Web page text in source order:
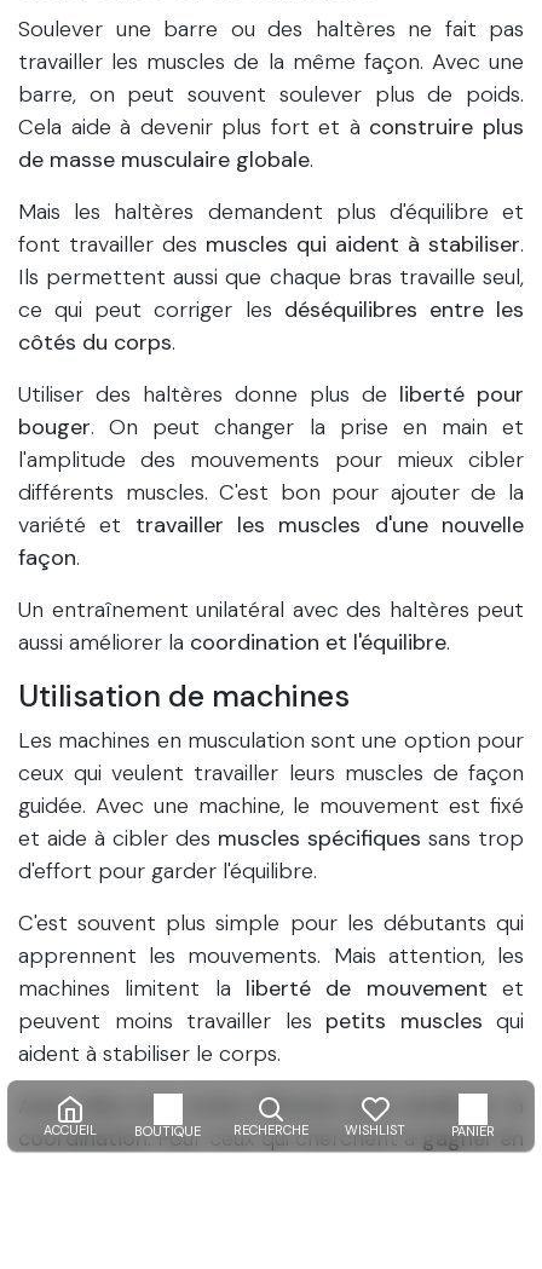
ACCUEIL BOUTIQUE RECHERCHE WISHLIST PANIER
Soulever une barre ou des haltères ne fait pas
travailler les muscles de la même façon. Avec une
barre, on peut souvent soulever plus de poids.
Cela aide à devenir plus fort et à construire plus
de masse musculaire globale.
Mais les haltères demandent plus d'équilibre et
font travailler des muscles qui aident à stabiliser.
Ils permettent aussi que chaque bras travaille seul,
ce qui peut corriger les déséquilibres entre les
côtés du corps.
Utiliser des haltères donne plus de liberté pour
bouger. On peut changer la prise en main et
l'amplitude des mouvements pour mieux cibler
différents muscles. C'est bon pour ajouter de la
variété et travailler les muscles d'une nouvelle
façon.
Un entraînement unilatéral avec des haltères peut
aussi améliorer la coordination et l'équilibre.
Utilisation de machines
Les machines en musculation sont une option pour
ceux qui veulent travailler leurs muscles de façon
guidée. Avec une machine, le mouvement est fixé
et aide à cibler des muscles spécifiques sans trop
d'effort pour garder l'équilibre.
C'est souvent plus simple pour les débutants qui
apprennent les mouvements. Mais attention, les
machines limitent la liberté de mouvement et
peuvent moins travailler les petits muscles qui
aident à stabiliser le corps.
Aussi, elles sont moins efficaces pour améliorer la
coordination. Pour ceux qui cherchent à gagner en